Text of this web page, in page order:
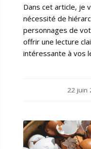
Dans cet article, je
nécessité de
personnages de
offrir une lecture
intéressante à vos
22 juin